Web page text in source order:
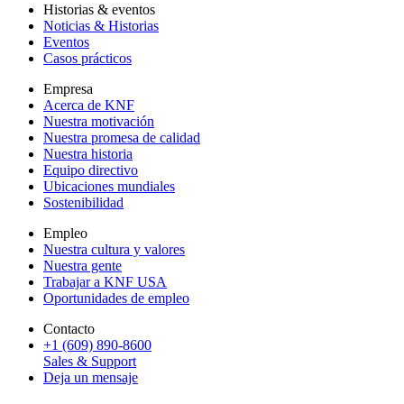
Historias & eventos
Noticias & Historias
Eventos
Casos prácticos
Empresa
Acerca de KNF
Nuestra motivación
Nuestra promesa de calidad
Nuestra historia
Equipo directivo
Ubicaciones mundiales
Sostenibilidad
Empleo
Nuestra cultura y valores
Nuestra gente
Trabajar a KNF USA
Oportunidades de empleo
Contacto
+1 (609) 890-8600
Sales & Support
Deja un mensaje